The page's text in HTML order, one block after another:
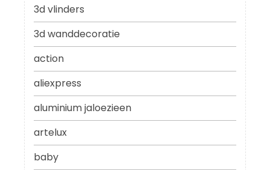
3d vlinders
3d wanddecoratie
action
aliexpress
aluminium jaloezieen
artelux
baby